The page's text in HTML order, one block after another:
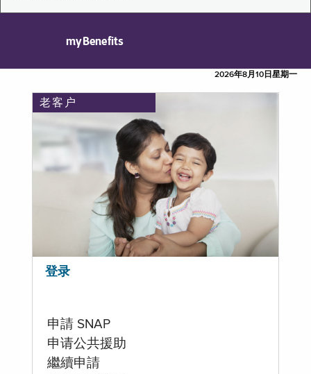
myBenefits
2026年8月10日星期一
老客户
登录
申請 SNAP
申请公共援助
繼續申請